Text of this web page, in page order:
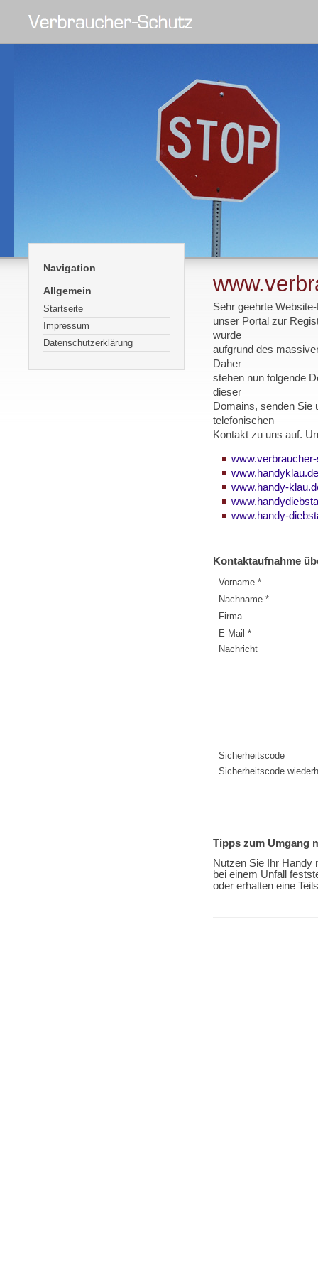
Navigation
Allgemein
Startseite
Impressum
Datenschutzerklärung
Sehr geehrte
unser Portal zur
wurde
aufgrund des
Daher
stehen nun folgende
dieser
Domains, senden Sie
telefonischen
Kontakt zu uns auf.
www.handyklau.de
www.handy-
www.handy-
Kontaktaufnahme
Vorname *
Nachname *
Firma
E-Mail *
Nachricht
Sicherheitscode
Sicherheitscode
Tipps zum Umgang
Nutzen Sie Ihr Handy
bei einem Unfall
oder erhalten eine